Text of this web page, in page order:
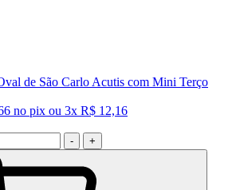
de São Carlo Acutis com Mini Terço
no pix ou 3x R$ 12,16
- +